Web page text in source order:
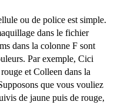
ou de police est simple.
dans le fichier
dans la colonne F sont
Par exemple, Cici
et Colleen dans la
que vous vouliez
de jaune puis de rouge,